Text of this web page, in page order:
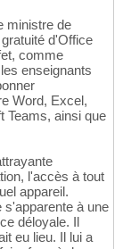
ministre de
d'Office
comme
enseignants
Word, Excel,
Teams, ainsi que
l'accès à tout
appareil.
s'apparente à une
déloyale. Il
eu lieu. Il lui a